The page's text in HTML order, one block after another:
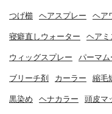
つげ櫛 ヘアスプレー ヘア
寝癖直しウォーター ヘアミ
ウィッグスプレー パーマム
ブリーチ剤 カーラー 縮毛
黒染め ヘナカラー 頭皮マ